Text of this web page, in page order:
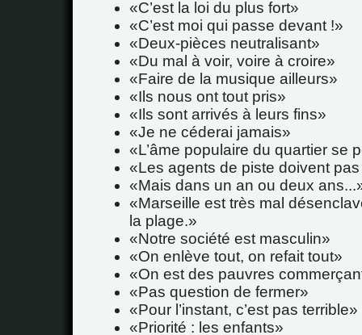
C’est la loi du plus fort
C’est moi qui passe devant !
Deux-pièces neutralisant
Du mal à voir, voire à croire
Faire de la musique ailleurs
Ils nous ont tout pris
Ils sont arrivés à leurs fins
Je ne céderai jamais
L’âme populaire du quartier se
Les agents de piste doivent
Mais dans un an ou deux ans...
Marseille est très mal
la plage.
Notre société est masculin
On enlève tout, on refait tout
On est des pauvres
Pas question de fermer
Pour l’instant, c’est pas terrible
Priorité : les enfants